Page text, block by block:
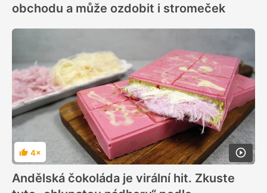
obchodu a může ozdobit i stromeček
Hodnocení
4×
Andělská čokoláda je virální hit. Zkuste